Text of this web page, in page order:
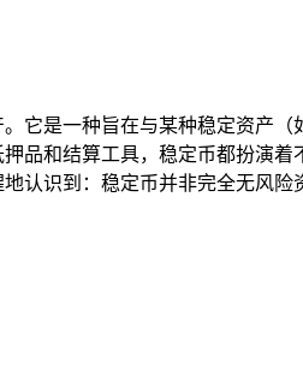
是一种旨在与某种稳定资产
品和结算工具，稳定币都扮演
识到：稳定币并非完全无风